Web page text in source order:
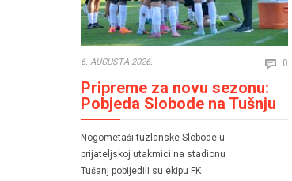
6. AUGUSTA 2026.  0
Pripreme za novu sezonu:
Pobjeda Slobode na Tušnju
Nogometaši tuzlanske Slobode u
prijateljskoj utakmici na stadionu
Tušanj pobijedili su ekipu FK